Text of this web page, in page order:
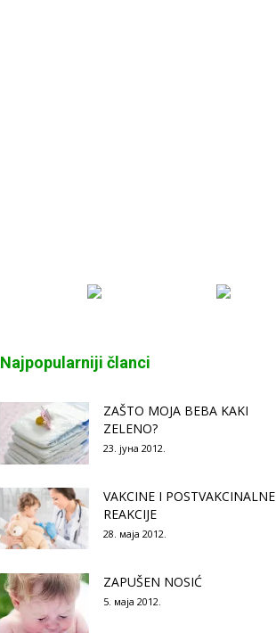
Najpopularniji članci
ZAŠTO MOJA BEBA KAKI
ZELENO?
23. јуна 2012.
VAKCINE I POSTVAKCINALNE
REAKCIJE
28. маја 2012.
ZAPUŠEN NOSIĆ
5. маја 2012.